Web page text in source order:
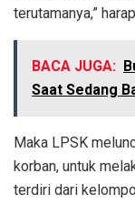
terutamanya,”
BACA JUGA:
Saat Sedang
Maka LPSK
korban, untuk
terdiri dari